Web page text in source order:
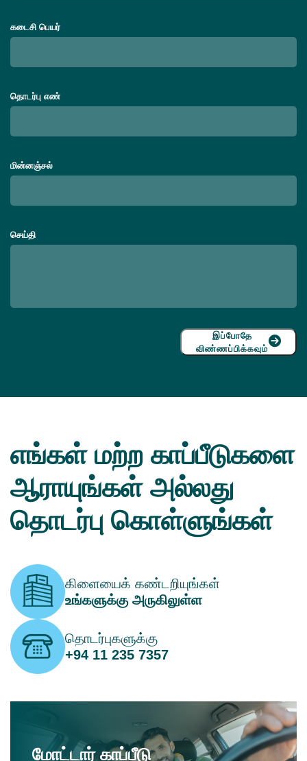
கடைசி பெயர்
தொடர்பு எண்
மின்னஞ்சல்
செய்தி
இப்போதே
விண்ணப்பிக்கவும்
எங்கள் மற்ற காப்பீடுகளை
ஆராயுங்கள் அல்லது
தொடர்பு கொள்ளுங்கள்
கிளையைக் கண்டறியுங்கள்
உங்களுக்கு அருகிலுள்ள
தொடர்புகளுக்கு
+94 11 235 7357
மோட்டார் காப்பீடு